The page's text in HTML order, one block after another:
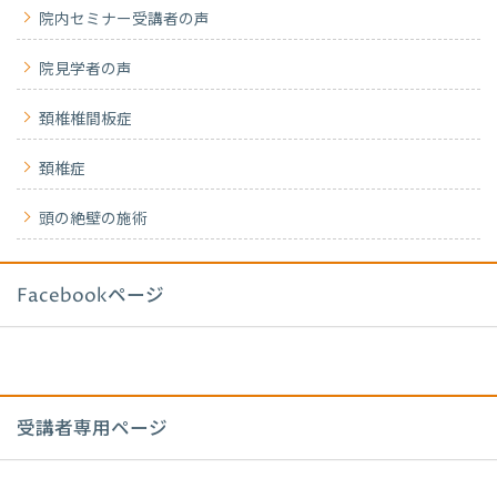
院内セミナー受講者の声
院見学者の声
頚椎椎間板症
頚椎症
頭の絶壁の施術
Facebookページ
受講者専用ページ